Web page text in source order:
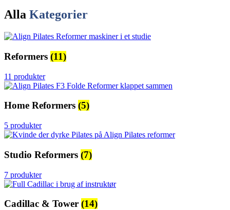
Alla Kategorier
Reformers (11)
11 produkter
Home Reformers (5)
5 produkter
Studio Reformers (7)
7 produkter
Cadillac & Tower (14)